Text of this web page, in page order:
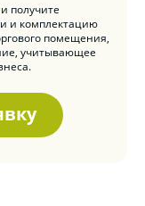
получите
и комплектацию
помещения,
учитывающее